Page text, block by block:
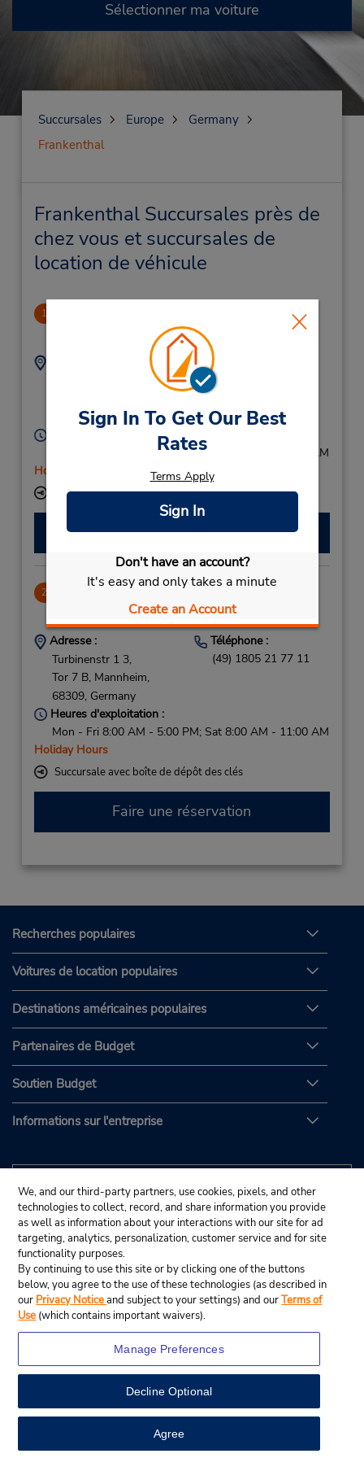
Sign In To Get Our Best
Rates
Terms Apply
Sign In
Don't have an account?
It's easy and only takes a minute
Create an Account
Sélectionner ma voiture
Succursales Europe
Germany
Frankenthal
View Map
Frankenthal Succursales près de
chez vous et succursales de
location de véhicule
1
Adresse :
Germany
Téléphone :
(49) 0621 550080
Heures d'exploitation :
Mon - Fri 8:00 AM - 5:00 PM; Sat 8:00 AM - 11:00 AM
Holiday Hours
Succursale avec boîte de dépôt des clés
Faire une réservation
2 Mannheim, DE
Adresse :
Turbinenstr 1 3,
Tor 7 B, Mannheim,
68309, Germany
Téléphone :
(49) 1805 21 77 11
Heures d'exploitation :
Mon - Fri 8:00 AM - 5:00 PM; Sat 8:00 AM - 11:00 AM
Holiday Hours
Succursale avec boîte de dépôt des clés
Faire une réservation
Recherches populaires
Voitures de location populaires
Destinations américaines populaires
Partenaires de Budget
Soutien Budget
Informations sur l'entreprise
© Budget Rent A Car System, Inc., 2025.
We, and our third-party partners, use cookies, pixels, and other
technologies to collect, record, and share information you provide
as well as information about your interactions with our site for ad
targeting, analytics, personalization, customer service and for site
functionality purposes.
By continuing to use this site or by clicking one of the buttons
below, you agree to the use of these technologies (as described in
our Privacy Noticeand subject to your settings) and ourTerms of
Use (which contains important waivers).
Manage Preferences
Decline Optional
Agree